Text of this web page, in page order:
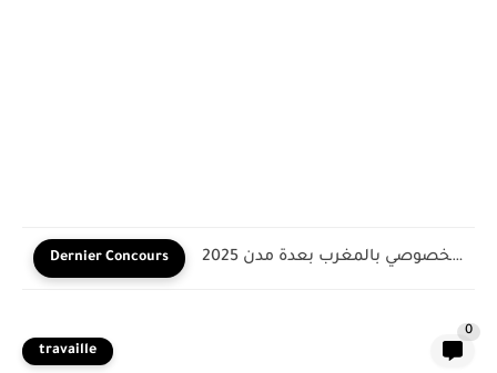
Dernier Concours وزارة الأوقاف والشؤون الإسلامية : مباريات لتوظيف 125 مناصب
travaille
0